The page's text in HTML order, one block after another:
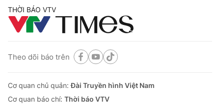
THỜI BÁO VTV
Theo dõi báo trên
Cơ quan chủ quản:Đài Truyền hình Việt Nam
Cơ quan báo chí: Thời báo VTV